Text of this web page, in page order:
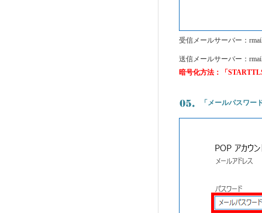
受信メールサーバー：
送信メールサーバー：
暗号化方法：「
「メールパスワー